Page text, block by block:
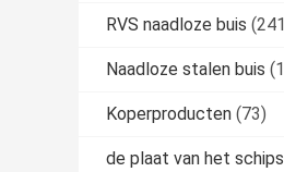
RVS naadloze buis
Naadloze stalen buis
Koperproducten (73)
de plaat van het